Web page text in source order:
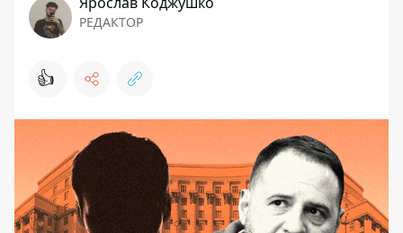
РЕДАКТОР
👍